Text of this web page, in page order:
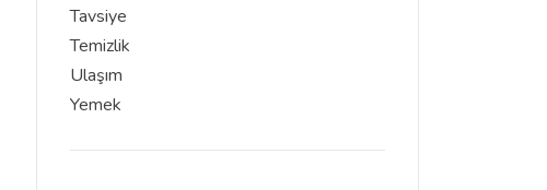
Tavsiye
Temizlik
Ulaşım
Yemek